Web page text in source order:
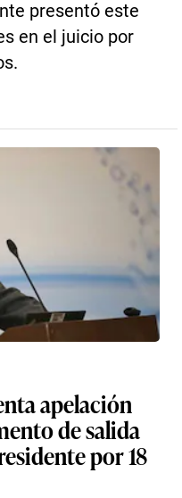
presentó este
en el juicio por
apelación
de salida
por 18